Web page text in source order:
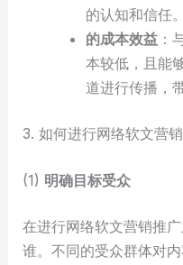
的认知和信任。
的成本效益：
本较低，且能
道进行传播，
3. 如何进行网络软文营
(1) 明确目标受众
在进行网络软文营销推
谁。不同的受众群体对